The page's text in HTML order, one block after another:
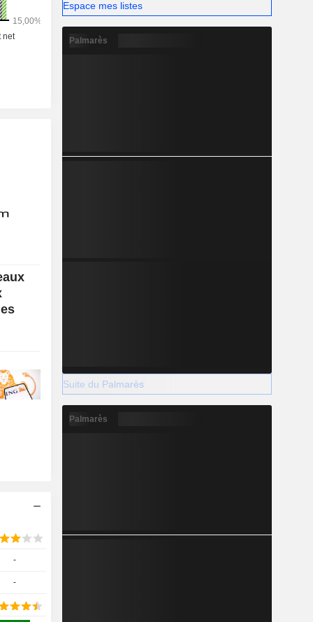
-
-
Espace mes listes
Palmarès
Suite du Palmarès
Palmarès